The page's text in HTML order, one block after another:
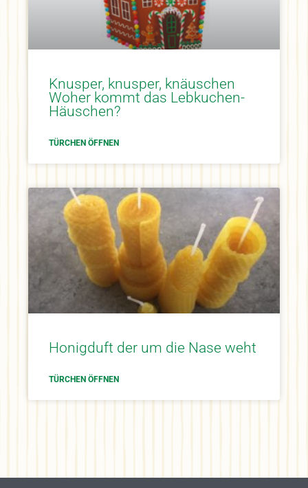
Knusper, knusper, knäuschen
Woher kommt das Lebkuchen-
Häuschen?
TÜRCHEN ÖFFNEN
Honigduft der um die Nase weht
TÜRCHEN ÖFFNEN